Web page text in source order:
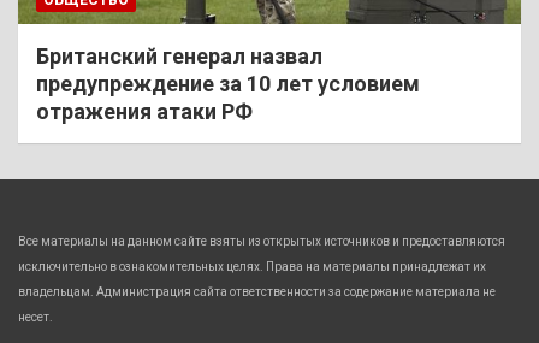
Британский генерал назвал
предупреждение за 10 лет условием
отражения атаки РФ
Все материалы на данном сайте взяты из открытых источников и предоставляются
исключительно в ознакомительных целях. Права на материалы принадлежат их
владельцам. Администрация сайта ответственности за содержание материала не
несет.